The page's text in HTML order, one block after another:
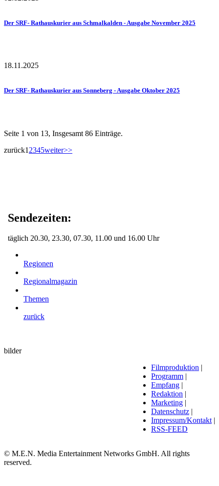
Der SRF- Rathauskurier aus Schmalkalden - Ausgabe November 2025
18.11.2025
Der SRF- Rathauskurier aus Sonneberg - Ausgabe Oktober 2025
Seite 1 von 13, Insgesamt 86 Einträge.
zurück1 2345weiter>>
Sendezeiten:
täglich 20.30, 23.30, 07.30, 11.00 und 16.00 Uhr
Regionen
Regionalmagazin
Themen
zurück
bilder
Filmproduktion |
Programm |
Empfang |
Redaktion |
Marketing |
Datenschutz |
Impressum/Kontakt|
RSS-FEED
© M.E.N. Media Entertainment Networks GmbH. All rights
reserved.